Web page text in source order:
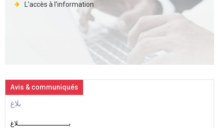
L’accès à l’information
Avis & communiqués
بلاغ
بــــــــــــــــــــــــــلاغ